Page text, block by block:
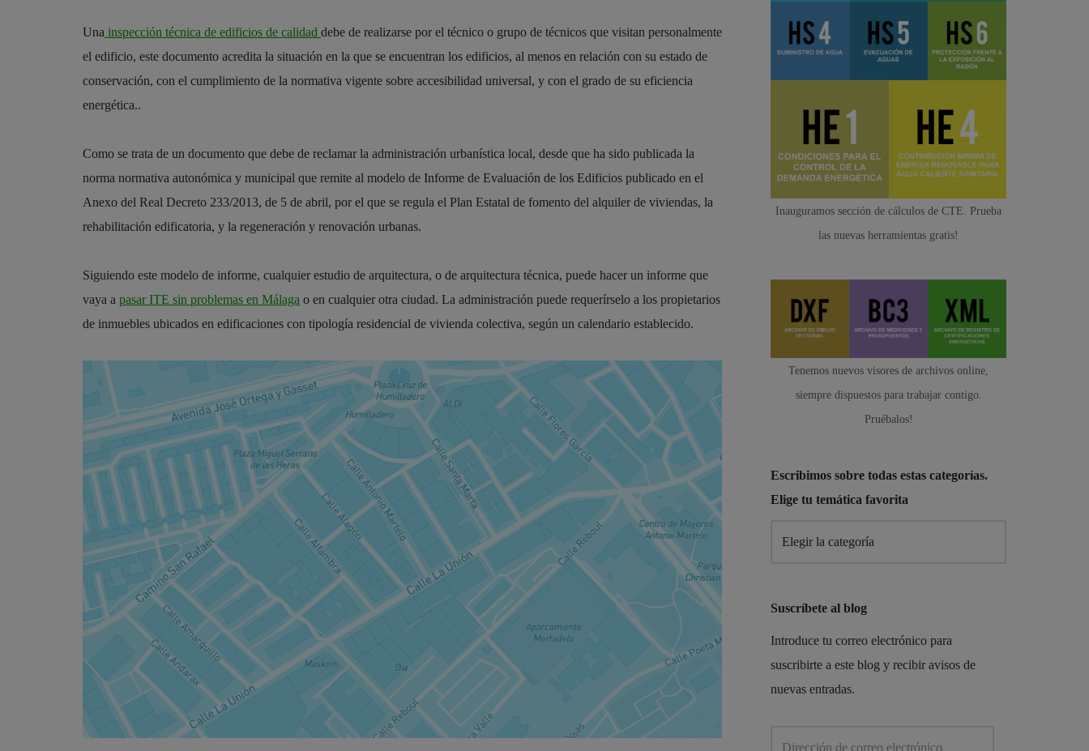
Una inspección técnica de edificios de calidad debe de realizarse por el técnico o grupo de técnicos que visitan personalmente
el edificio, este documento acredita la situación en la que se encuentran los edificios, al menos en relación con su estado de
conservación, con el cumplimiento de la normativa vigente sobre accesibilidad universal, y con el grado de su eficiencia
energética..
Como se trata de un documento que debe de reclamar la administración urbanística local, desde que ha sido publicada la
norma normativa autonómica y municipal que remite al modelo de Informe de Evaluación de los Edificios publicado en el
Anexo del Real Decreto 233/2013, de 5 de abril, por el que se regula el Plan Estatal de fomento del alquiler de viviendas, la
rehabilitación edificatoria, y la regeneración y renovación urbanas.
Siguiendo este modelo de informe, cualquier estudio de arquitectura, o de arquitectura técnica, puede hacer un informe que
vaya a pasar ITE sin problemas en Málaga o en cualquier otra ciudad. La administración puede requerírselo a los propietarios
de inmuebles ubicados en edificaciones con tipología residencial de vivienda colectiva, según un calendario establecido.
Inauguramos sección de cálculos de CTE. Prueba
las nuevas herramientas gratis!
Tenemos nuevos visores de archivos online,
siempre dispuestos para trabajar contigo.
Pruébalos!
Escribimos sobre todas estas categorías.
Elige tu temática favorita
Suscríbete al blog
Introduce tu correo electrónico para
suscribirte a este blog y recibir avisos de
nuevas entradas.